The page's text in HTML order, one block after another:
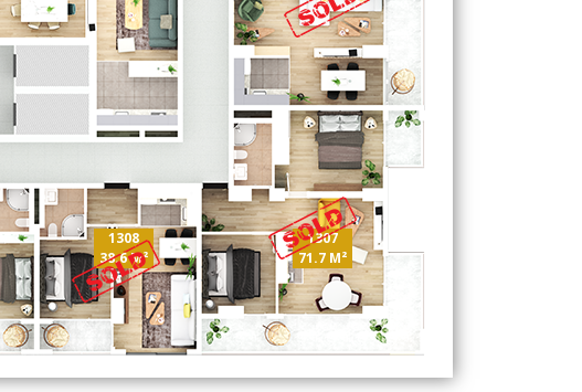
1307
71.7 M²
1308
38.6 M²